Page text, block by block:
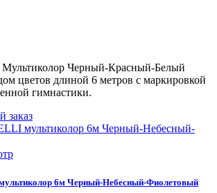
Мультиколор Черный-Красный-Белый
цветов длиной 6 метров с маркировкой
гимнастики.
заказ
6м Черный-Небесный-Фиолетовый